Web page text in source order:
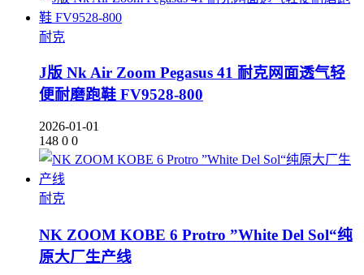
耐克
J版 Nk Air Zoom Pegasus 41 耐克网面透气轻
便耐磨跑鞋 FV9528-800
2026-01-01
148 0 0
耐克
NK ZOOM KOBE 6 Protro ”White Del Sol“纯
原大厂生产线